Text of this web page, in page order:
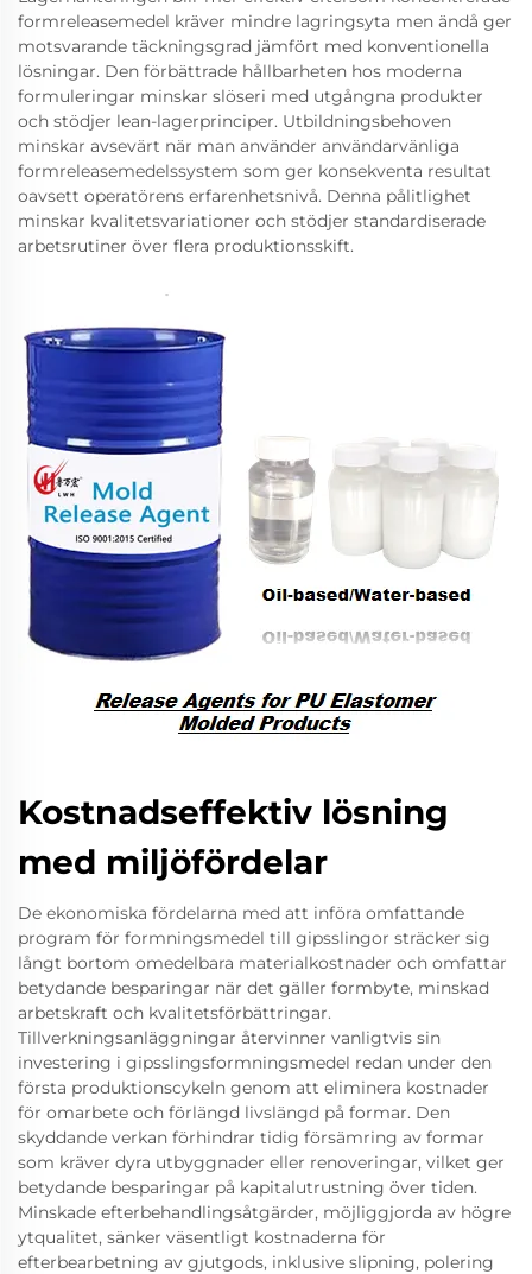
formreleasemedel kräver mindre lagringsyta men ändå ger
motsvarande täckningsgrad jämfört med konventionella
lösningar. Den förbättrade hållbarheten hos moderna
formuleringar minskar slöseri med utgångna produkter
och stödjer lean-lagerprinciper. Utbildningsbehoven
minskar avsevärt när man använder användarvänliga
formreleasemedelssystem som ger konsekventa resultat
oavsett operatörens erfarenhetsnivå. Denna pålitlighet
minskar kvalitetsvariationer och stödjer standardiserade
arbetsrutiner över flera produktionsskift.
Kostnadseffektiv lösning
med miljöfördelar
De ekonomiska fördelarna med att införa omfattande
program för formningsmedel till gipsslingor sträcker sig
långt bortom omedelbara materialkostnader och omfattar
betydande besparingar när det gäller formbyte, minskad
arbetskraft och kvalitetsförbättringar.
Tillverkningsanläggningar återvinner vanligtvis sin
investering i gipsslingsformningsmedel redan under den
första produktionscykeln genom att eliminera kostnader
för omarbete och förlängd livslängd på formar. Den
skyddande verkan förhindrar tidig försämring av formar
som kräver dyra utbyggnader eller renoveringar, vilket ger
betydande besparingar på kapitalutrustning över tiden.
Minskade efterbehandlingsåtgärder, möjliggjorda av högre
ytqualitet, sänker väsentligt kostnaderna för
efterbearbetning av gjutgods, inklusive slipning, polering